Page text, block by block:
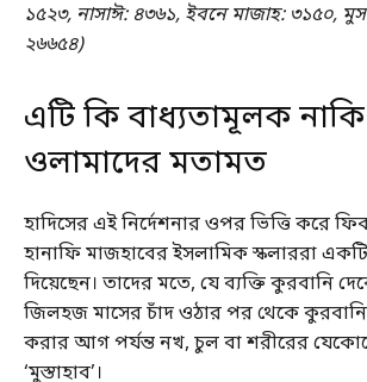
১৫২৩, নাসাঈ: ৪৩৬১, ইবনে মাজাহ: ৩১৫০,
২৬৬৫৪)
এটি কি বাধ্যতামূলক নাকি
ওলামাদের মতামত
হাদিসের এই নির্দেশনার ওপর ভিত্তি করে
হানাফি মাজহাবের ইসলামিক স্কলাররা
দিয়েছেন। তাদের মতে, যে ব্যক্তি কুরবানি
জিলহজ মাসের চাঁদ ওঠার পর থেকে
করার আগ পর্যন্ত নখ, চুল বা শরীরের
‘মুস্তাহাব’।